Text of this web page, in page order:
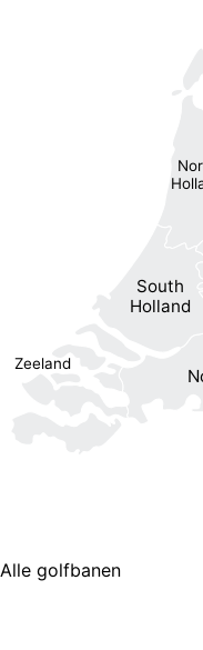
South
Holland
Zeeland
Alle golfbanen